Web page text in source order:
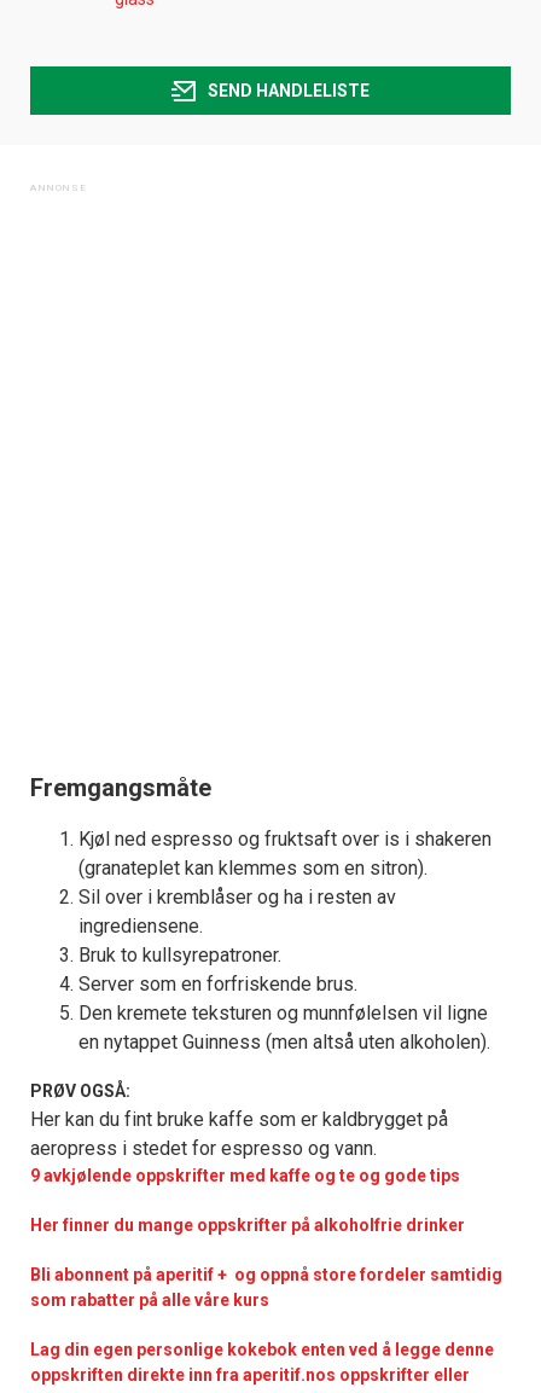
SEND HANDLELISTE
Fremgangsmåte
Kjøl ned espresso og fruktsaft over is i shakeren
(granateplet kan klemmes som en sitron).
Sil over i kremblåser og ha i resten av
ingrediensene.
Bruk to kullsyrepatroner.
Server som en forfriskende brus.
Den kremete teksturen og munnfølelsen vil ligne
en nytappet Guinness (men altså uten alkoholen).
PRØV OGSÅ:
Her kan du fint bruke kaffe som er kaldbrygget på
aeropress i stedet for espresso og vann.
9 avkjølende oppskrifter med kaffe og te og gode tips
Her finner du mange oppskrifter på alkoholfrie drinker
Bli abonnent på aperitif + og oppnå store fordeler samtidig
som rabatter på alle våre kurs
Lag din egen personlige kokebok enten ved å legge denne
oppskriften direkte inn fra aperitif.nos oppskrifter eller